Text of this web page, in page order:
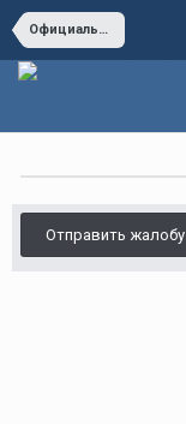
Официальные дилеры VOLVO
Отправить жалобу